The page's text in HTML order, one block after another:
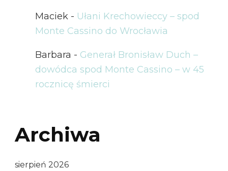
Maciek - Ułani Krechowieccy – spod
Monte Cassino do Wrocławia
Barbara - Generał Bronisław Duch –
dowódca spod Monte Cassino – w 45
rocznicę śmierci
Archiwa
sierpień 2026